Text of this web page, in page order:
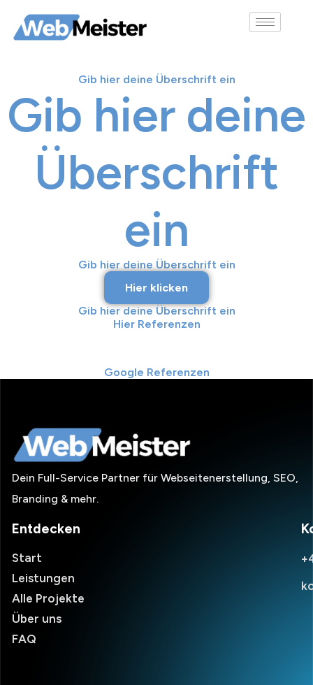
Gib hier deine Überschrift ein
Gib hier deine
Überschrift
ein
Gib hier deine Überschrift ein
Hier klicken
Gib hier deine Überschrift ein
Hier Referenzen
Google Referenzen
Dein Full-Service Partner für Webseitenerstellung, SEO,
Branding & mehr.
Entdecken
Start
Leistungen
Alle Projekte
Über uns
FAQ